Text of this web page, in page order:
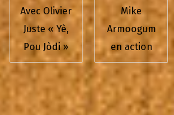
Avec Olivier
Juste « Yè,
Pou Jòdi »
Mike
Armoogum
en action